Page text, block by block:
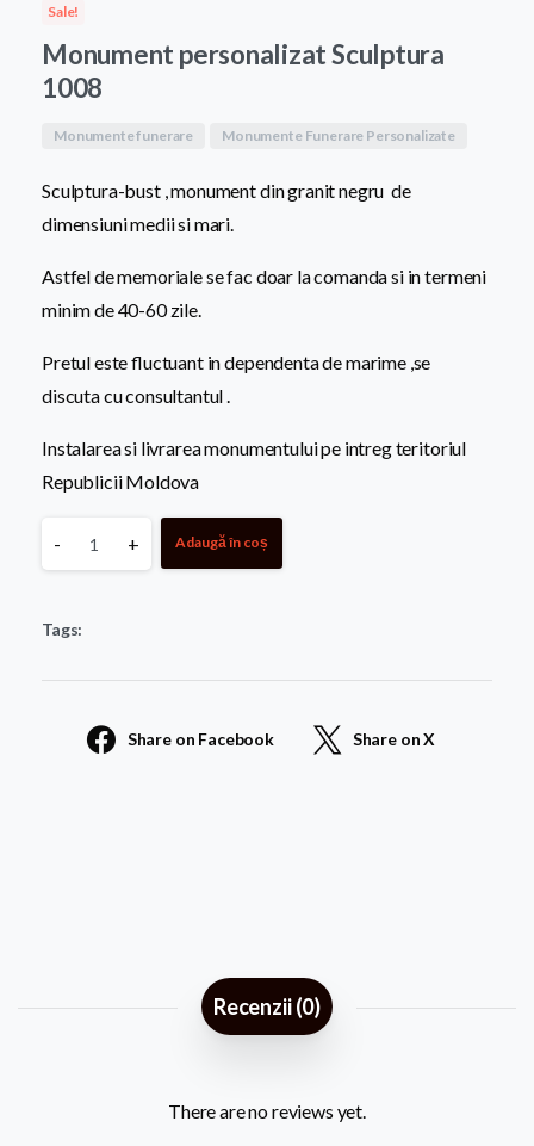
fost:
1,00 MDL.
Sale!
Monument personalizat Sculptura
1008
Monumente funerare Monumente Funerare Personalizate
Sculptura-bust , monument din granit negru de
dimensiuni medii si mari.
Astfel de memoriale se fac doar la comanda si in termeni
minim de 40-60 zile.
Pretul este fluctuant in dependenta de marime ,se
discuta cu consultantul .
Instalarea si livrarea monumentului pe intreg teritoriul
Republicii Moldova
Monument
Sculptura
quantity
- + Adaugă în coș
Tags:
Share on Facebook Share on X
Recenzii (0)
There are no reviews yet.